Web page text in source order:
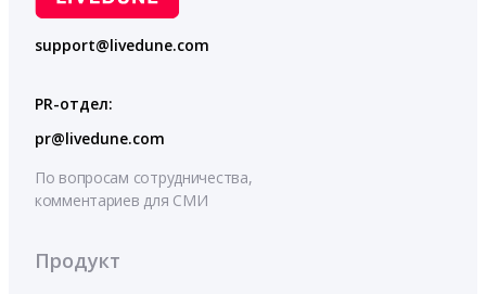
support@livedune.com
PR-отдел:
pr@livedune.com
По вопросам сотрудничества,
комментариев для СМИ
Продукт